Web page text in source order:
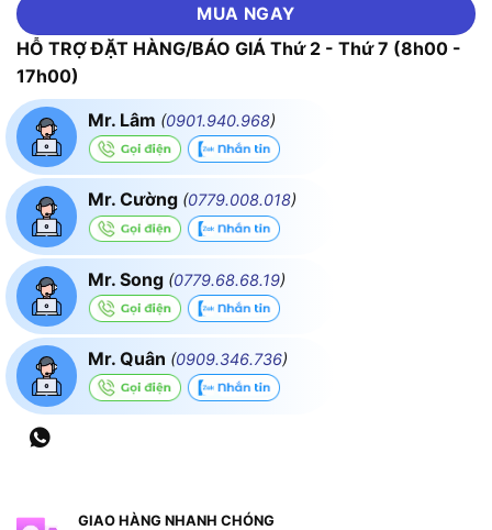
MUA NGAY
HỖ TRỢ ĐẶT HÀNG/BÁO GIÁ Thứ 2 - Thứ 7 (8h00 -
17h00)
Mr. Lâm (0901.940.968)
Mr. Cường (0779.008.018)
Mr. Song (0779.68.68.19)
Mr. Quân (0909.346.736)
GIAO HÀNG NHANH CHÓNG